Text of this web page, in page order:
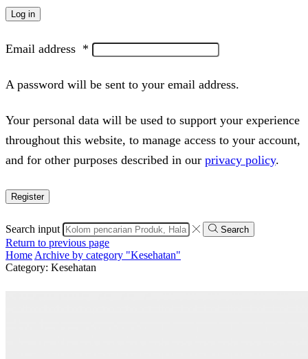
Log in
Email address *
A password will be sent to your email address.
Your personal data will be used to support your experience
throughout this website, to manage access to your account,
and for other purposes described in our privacy policy.
Register
Search input Search
Return to previous page
Home Archive by category "Kesehatan"
Category: Kesehatan